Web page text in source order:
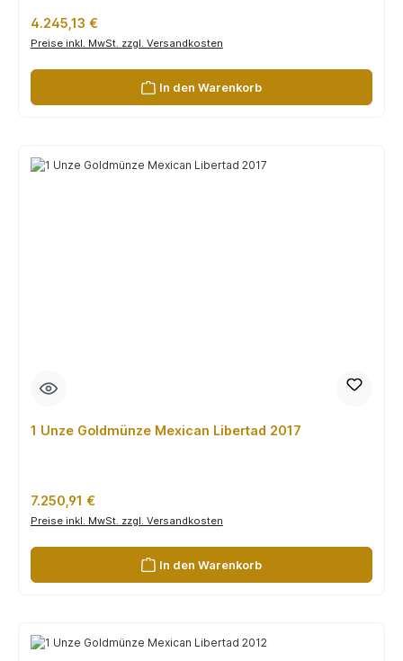
Regulärer Preis:
4.245,13 €
Preise inkl. MwSt. zzgl. Versandkosten
In den Warenkorb
1 Unze Goldmünze Mexican Libertad 2017
Regulärer Preis:
7.250,91 €
Preise inkl. MwSt. zzgl. Versandkosten
In den Warenkorb